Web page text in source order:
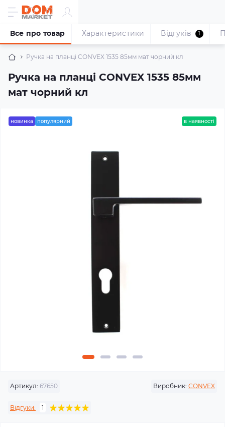
Ручка на планці CONVEX 1535 85мм мат чорний кл
Ручка на планці CONVEX 1535 85мм
мат чорний кл
Все про товар Характеристики Відгуків 1
новинка популярний в наявності
Артикул: 67650 Виробник: CONVEX
Відгуки: 1